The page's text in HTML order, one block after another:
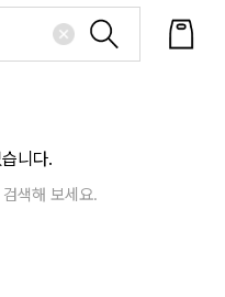
니다.
색해 보세요.